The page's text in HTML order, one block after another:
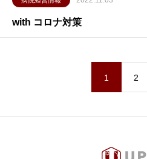
with コロナ対策
1 2